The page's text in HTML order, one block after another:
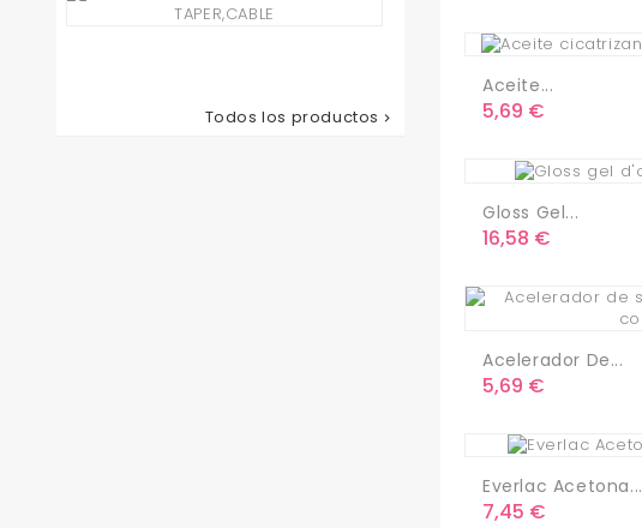
Todos los productos 
Aceite...
Precio
5,69 €
Gloss Gel...
Precio
16,58 €
Acelerador De...
Precio
5,69 €
Everlac Acetona...
Precio
7,45 €